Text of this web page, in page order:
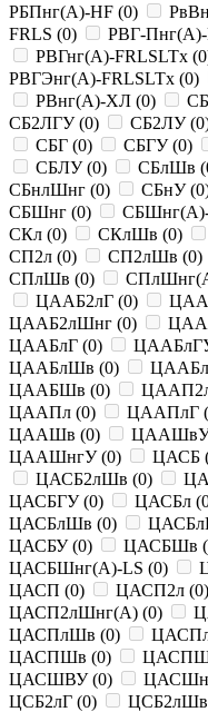
РБПнг(A)-HF (0)
FRLS (0) РВГ-
РВГнг(A)-FRLSLTx (0
РВГЭнг(A)-FRLSLTx (0)
РВнг(A)-ХЛ (0) СБ
СБ2ЛГУ(0) СБ2ЛУ(0
СБГ (0) СБГУ(0)
СБЛУ(0) СБлШв (
СБнлШнг (0) СБнУ(0
СБШнг (0)
СКл (0) СКлШв (0)
СП2л (0) СП2лШв (0)
СПлШв (0)
ЦААБ2лГ (0)
ЦААБ2лШнг (0)
ЦААБлГ (0)
ЦААБлШв (0)
ЦААБШв (0)
ЦААПл (0) ЦААПлГ (
ЦААШв (0)
ЦААШнгУ(0) ЦАСБ
ЦАСБ2лШв (0)
ЦАСБГУ(0) ЦАСБл (
ЦАСБлШв (0)
ЦАСБУ(0) ЦАСБШв (
ЦАСБШнг(A)-LS (0)
ЦАСП (0) ЦАСП2л (0)
ЦАСП2лШнг(A) (0)
ЦАСПлШв (0)
ЦАСПШв (0)
ЦАСШВУ(0)
ЦСБ2лГ (0) ЦСБ2лШв